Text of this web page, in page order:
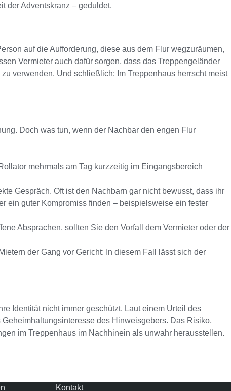
der Adventskranz – geduldet.
auf die Aufforderung, diese aus dem Flur wegzuräumen,
Vermieter auch dafür sorgen, dass das Treppengeländer
verwenden. Und schließlich: Im Treppenhaus herrscht meist
Doch was tun, wenn der Nachbar den engen Flur
mehrmals am Tag kurzzeitig im Eingangsbereich
Gespräch. Oft ist den Nachbarn gar nicht bewusst, dass ihr
ein guter Kompromiss finden – beispielsweise ein fester
Absprachen, sollten Sie den Vorfall dem Vermieter oder der
der Gang vor Gericht: In diesem Fall lässt sich der
Identität nicht immer geschützt. Laut einem Urteil des
des Hinweisgebers. Das Risiko,
im Treppenhaus im Nachhinein als unwahr herausstellen.
Kontakt